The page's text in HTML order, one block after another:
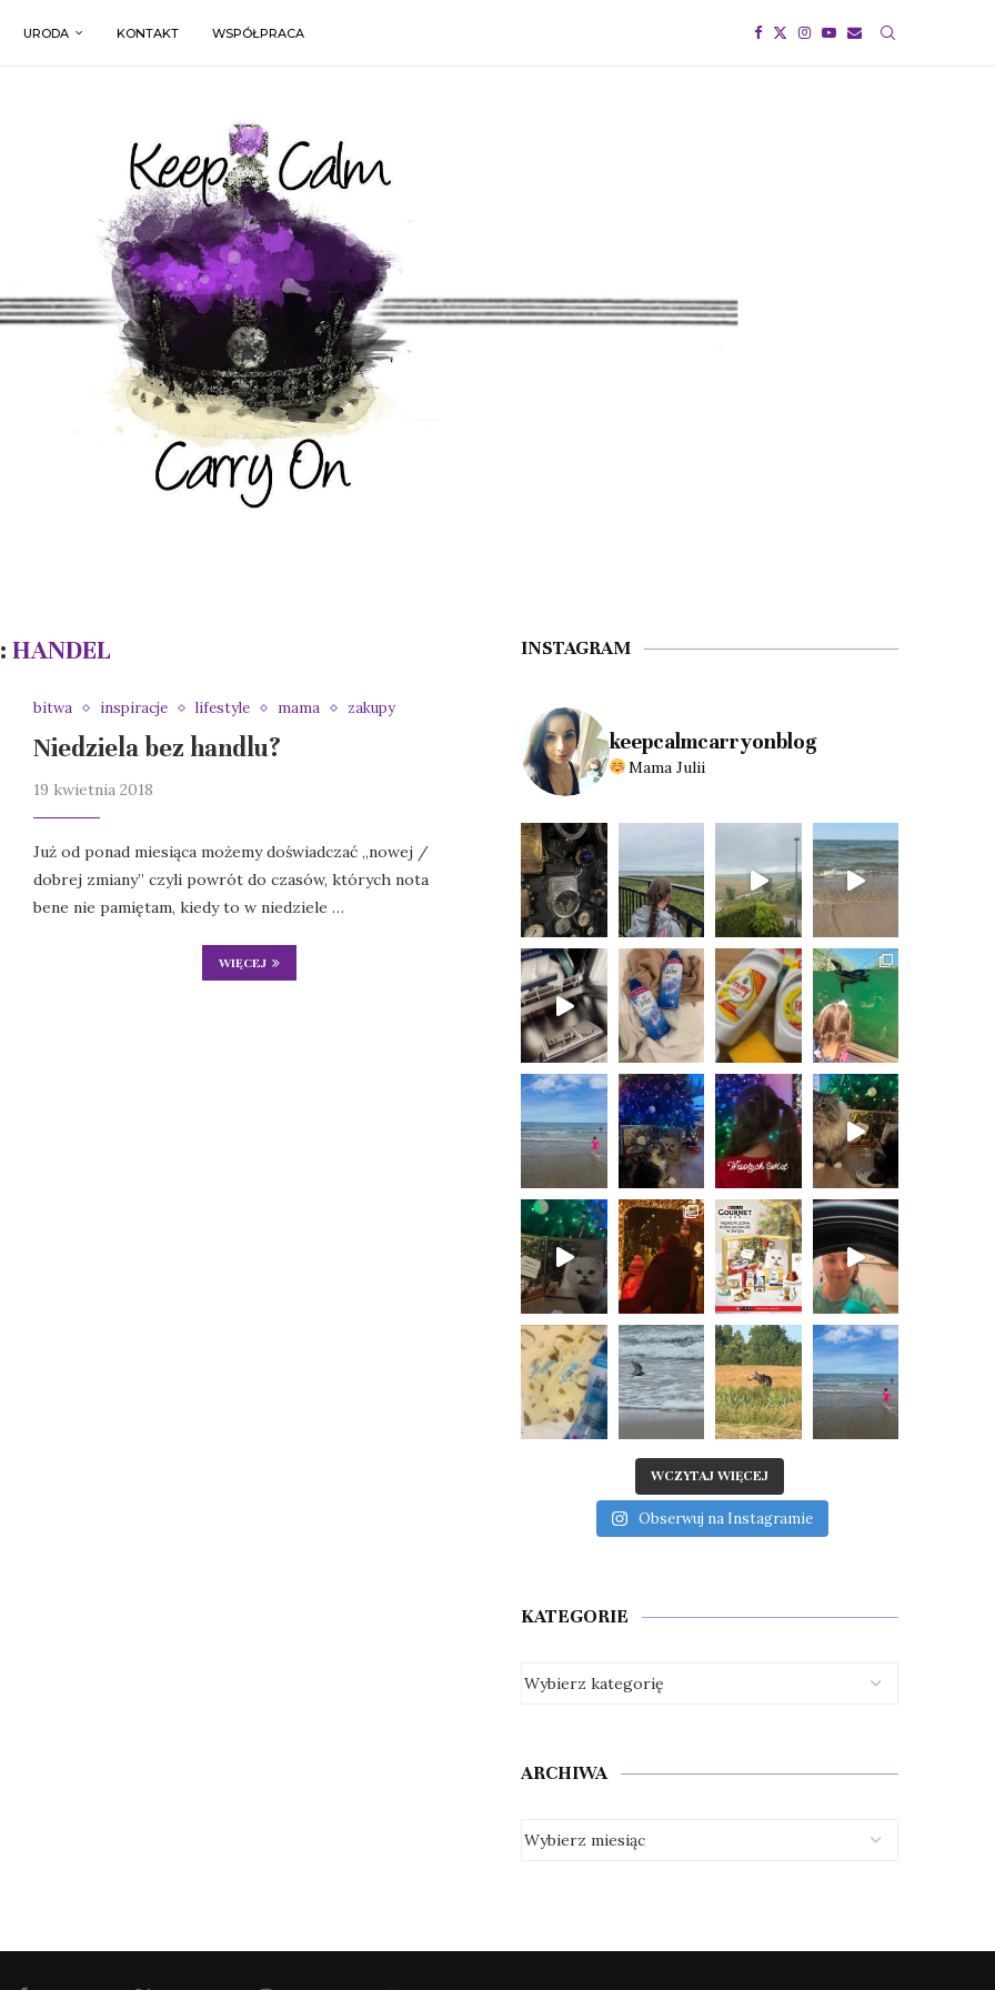
URODA KONTAKT WSPÓŁPRACA
HANDEL
bitwa inspiracje lifestyle mama zakupy
Niedziela bez handlu?
19 kwietnia 2018
Już od ponad miesiąca możemy doświadczać „nowej /
dobrej zmiany” czyli powrót do czasów, których nota
bene nie pamiętam, kiedy to w niedziele …
WIĘCEJ
INSTAGRAM
keepcalmcarryonblog
Mama Julii
WCZYTAJ WIĘCEJ
Obserwuj na Instagramie
KATEGORIE
ARCHIWA